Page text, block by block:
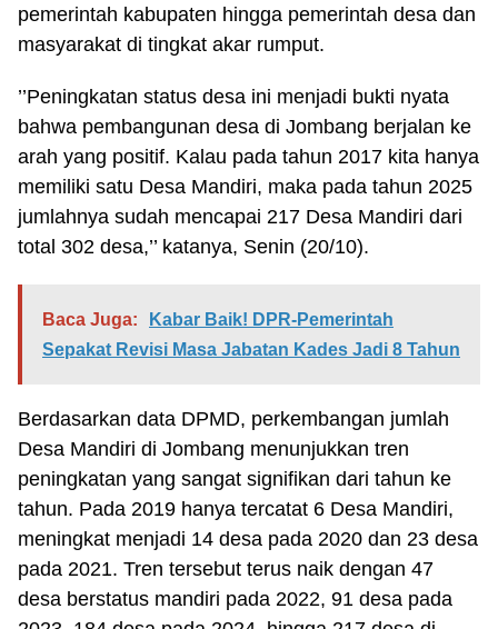
pemerintah kabupaten hingga pemerintah desa dan
masyarakat di tingkat akar rumput.
’’Peningkatan status desa ini menjadi bukti nyata
bahwa pembangunan desa di Jombang berjalan ke
arah yang positif. Kalau pada tahun 2017 kita hanya
memiliki satu Desa Mandiri, maka pada tahun 2025
jumlahnya sudah mencapai 217 Desa Mandiri dari
total 302 desa,’’ katanya, Senin (20/10).
Baca Juga:
Kabar Baik! DPR-Pemerintah
Sepakat Revisi Masa Jabatan Kades Jadi 8 Tahun
Berdasarkan data DPMD, perkembangan jumlah
Desa Mandiri di Jombang menunjukkan tren
peningkatan yang sangat signifikan dari tahun ke
tahun. Pada 2019 hanya tercatat 6 Desa Mandiri,
meningkat menjadi 14 desa pada 2020 dan 23 desa
pada 2021. Tren tersebut terus naik dengan 47
desa berstatus mandiri pada 2022, 91 desa pada